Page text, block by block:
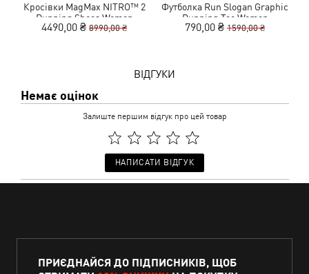
Кросівки MagMax NITRO™ 2
Running Shoes Women
4490,00 ₴ 8990,00 ₴
Футболка Run Slogan Graphic
Running Tee Women
790,00 ₴ 1590,00 ₴
ВІДГУКИ
Немає оцінок
Залиште першим відгук про цей товар
НАПИСАТИ ВІДГУК
ПРИЄДНАЙСЯ ДО ПІДПИСНИКІВ, ЩОБ